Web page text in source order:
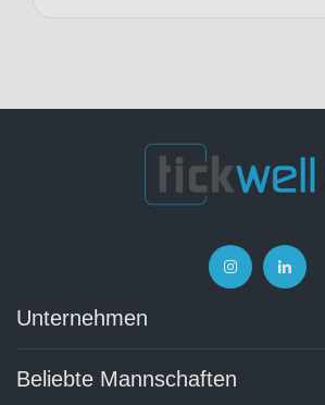
Unternehmen
Beliebte Mannschaften